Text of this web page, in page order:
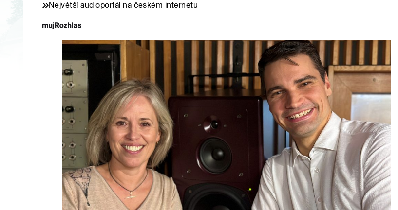
Největší audioportál na českém internetu